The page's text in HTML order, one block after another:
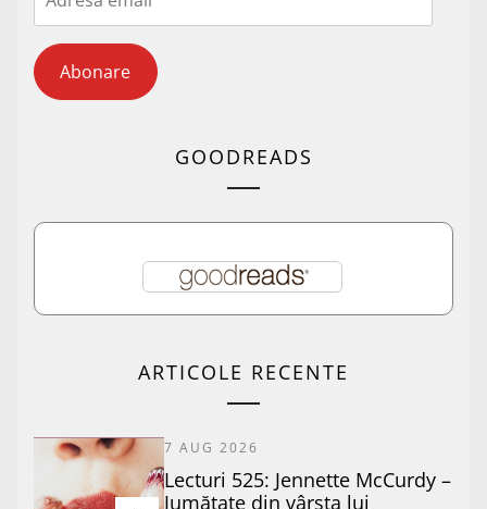
email
Abonare
GOODREADS
ARTICOLE RECENTE
7 AUG 2026
Lecturi 525: Jennette McCurdy –
Jumătate din vârsta lui